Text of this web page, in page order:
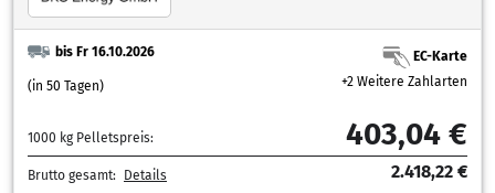
bis Fr 16.10.2026
(in 50 Tagen)
EC-Karte
+2 Weitere Zahlarten
1000 kg Pelletspreis: 403,04 €
Brutto gesamt: Details 2.418,22 €